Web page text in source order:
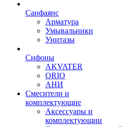
Санфаянс
Арматура
Умывальники
Унитазы
Сифоны
AKVATER
ORIO
АНИ
Смесители и
комплектующие
Аксессуары и
комплектующии